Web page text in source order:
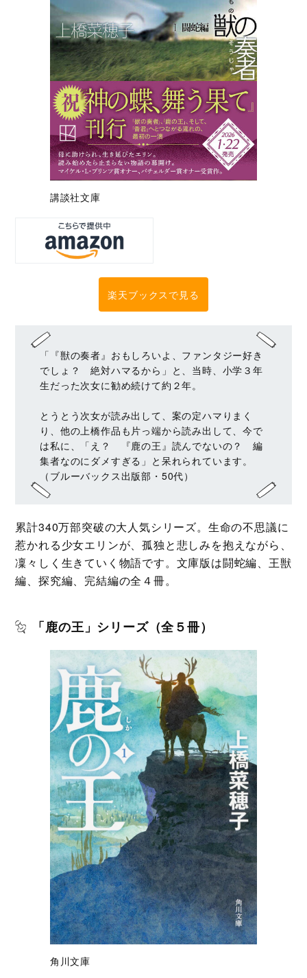
講談社文庫
楽天ブックスで見る
「『獣の奏者』おもしろいよ、ファンタジー好き
でしょ？ 絶対ハマるから」と、当時、小学３年
生だった次女に勧め続けて約２年。
とうとう次女が読み出して、案の定ハマりまく
り、他の上橋作品も片っ端から読み出して、今で
は私に、「え？ 『鹿の王』読んでないの？ 編
集者なのにダメすぎる」と呆れられています。
（ブルーバックス出版部・50代）
累計340万部突破の大人気シリーズ。生命の不思議に
惹かれる少女エリンが、孤独と悲しみを抱えながら、
凜々しく生きていく物語です。文庫版は闘蛇編、王獣
編、探究編、完結編の全４冊。
「鹿の王」シリーズ（全５冊）
角川文庫